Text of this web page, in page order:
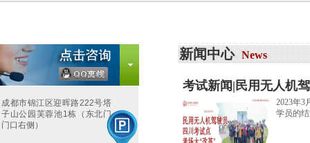
新闻中心News
考试新闻|民用无人机
2023年3
学员的
成都市锦江区迎晖路222号塔
子山公园芙蓉池1栋（东北门
门口右侧）